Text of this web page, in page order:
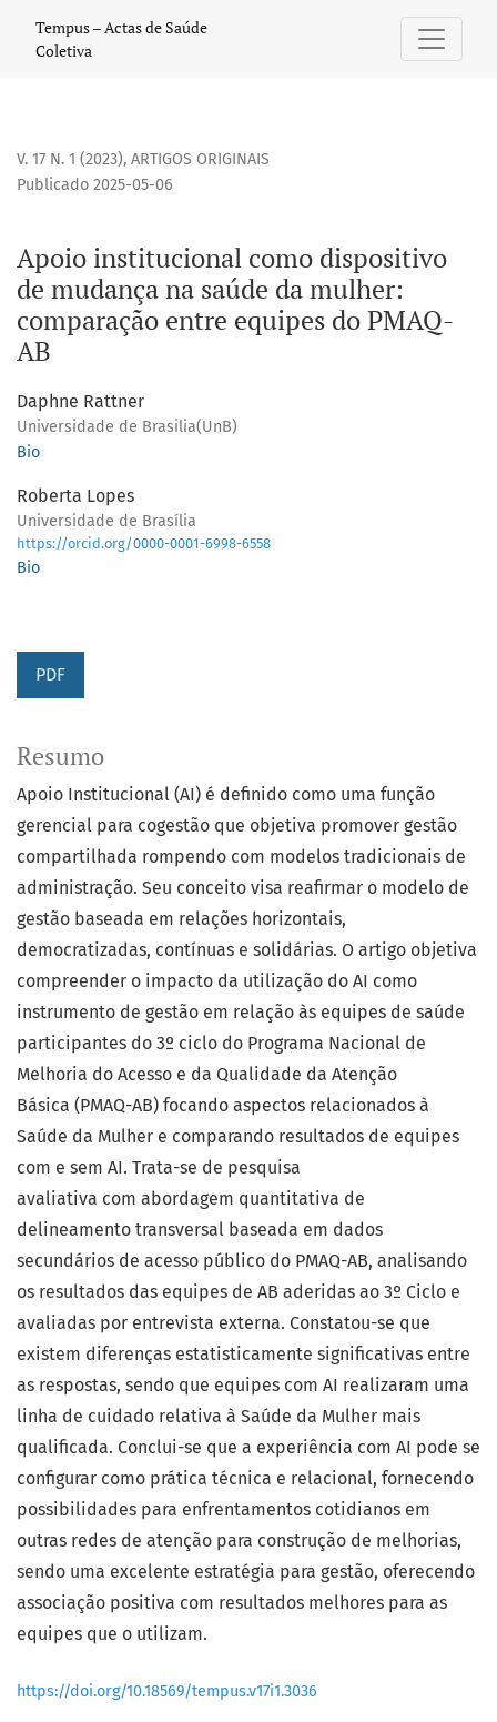
Apoio institucional como dispositivo de mudança na
Tempus – Actas de Saúde
Coletiva
V. 17 N. 1 (2023), ARTIGOS ORIGINAIS
Apoio institucional como dispositivo
de mudança na saúde da mulher:
comparação entre equipes do PMAQ-
AB
Publicado 2025-05-06
Daphne Rattner
Universidade de Brasilia(UnB)
Bio
Roberta Lopes
Universidade de Brasília
https://orcid.org/0000-0001-6998-6558
Bio
PDF
Resumo
Apoio Institucional (AI) é definido como uma função
gerencial para cogestão que objetiva promover gestão
compartilhada rompendo com modelos tradicionais de
administração. Seu conceito visa reafirmar o modelo de
gestão baseada em relações horizontais,
democratizadas, contínuas e solidárias. O artigo objetiva
compreender o impacto da utilização do AI como
instrumento de gestão em relação às equipes de saúde
participantes do 3º ciclo do Programa Nacional de
Melhoria do Acesso e da Qualidade da Atenção
Básica (PMAQ-AB) focando aspectos relacionados à
Saúde da Mulher e comparando resultados de equipes
com e sem AI. Trata-se de pesquisa
avaliativa com abordagem quantitativa de
delineamento transversal baseada em dados
secundários de acesso público do PMAQ-AB, analisando
os resultados das equipes de AB aderidas ao 3º Ciclo e
avaliadas por entrevista externa. Constatou-se que
existem diferenças estatisticamente significativas entre
as respostas, sendo que equipes com AI realizaram uma
linha de cuidado relativa à Saúde da Mulher mais
qualificada. Conclui-se que a experiência com AI pode se
configurar como prática técnica e relacional, fornecendo
possibilidades para enfrentamentos cotidianos em
outras redes de atenção para construção de melhorias,
sendo uma excelente estratégia para gestão, oferecendo
associação positiva com resultados melhores para as
equipes que o utilizam.
https://doi.org/10.18569/tempus.v17i1.3036